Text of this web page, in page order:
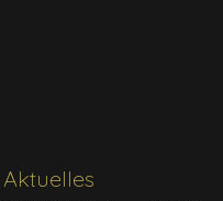
Aktuelles